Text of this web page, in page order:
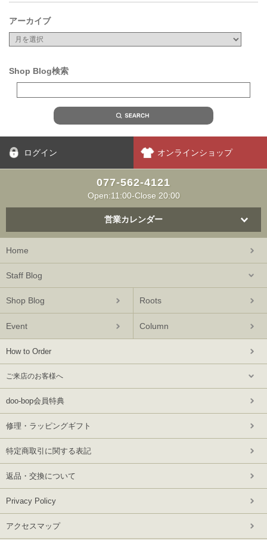
アーカイブ
Shop Blog検索
ログイン オンラインショップ
077-562-4121
Open:11:00-Close 20:00
営業カレンダー
Home
Staff Blog
Shop Blog Roots
Event Column
How to Order
ご来店のお客様へ
doo-bop会員特典
修理・ラッピングギフト
特定商取引に関する表記
返品・交換について
Privacy Policy
アクセスマップ